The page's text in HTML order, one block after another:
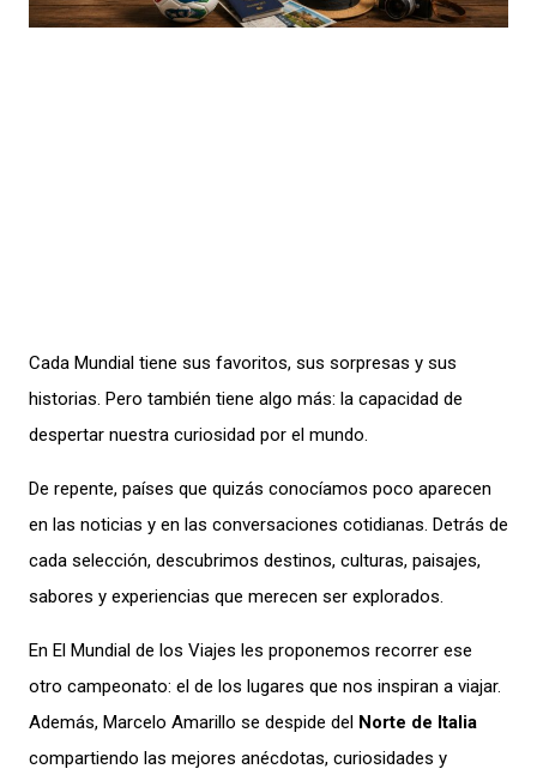
Cada Mundial tiene sus favoritos, sus sorpresas y sus
historias. Pero también tiene algo más: la capacidad de
despertar nuestra curiosidad por el mundo.
De repente, países que quizás conocíamos poco aparecen
en las noticias y en las conversaciones cotidianas. Detrás de
cada selección, descubrimos destinos, culturas, paisajes,
sabores y experiencias que merecen ser explorados.
En El Mundial de los Viajes les proponemos recorrer ese
otro campeonato: el de los lugares que nos inspiran a viajar.
Además, Marcelo Amarillo se despide del Norte de Italia
compartiendo las mejores anécdotas, curiosidades y